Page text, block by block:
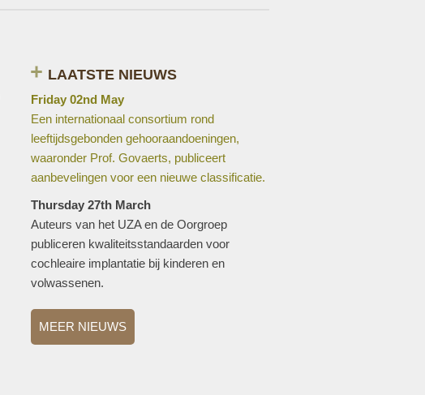
LAATSTE NIEUWS
Friday 02nd May
Een internationaal consortium rond
leeftijdsgebonden gehooraandoeningen,
waaronder Prof. Govaerts, publiceert
aanbevelingen voor een nieuwe classificatie.
Thursday 27th March
Auteurs van het UZA en de Oorgroep
publiceren kwaliteitsstandaarden voor
cochleaire implantatie bij kinderen en
volwassenen.
MEER NIEUWS